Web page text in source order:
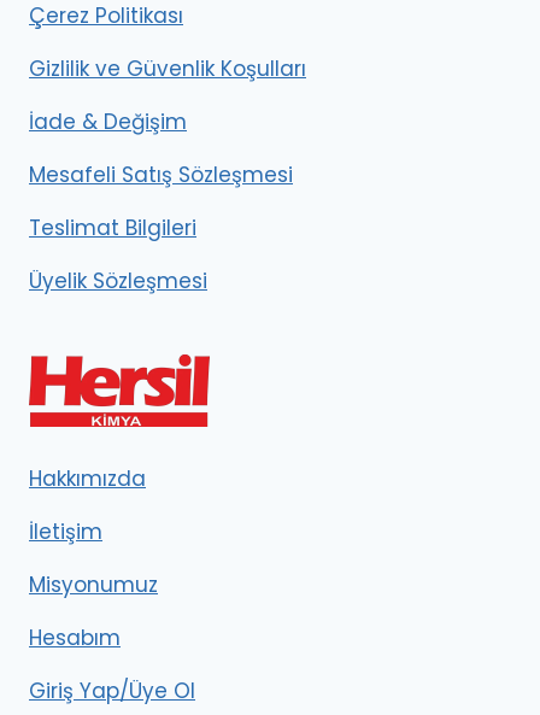
Çerez Politikası
Gizlilik ve Güvenlik Koşulları
İade & Değişim
Mesafeli Satış Sözleşmesi
Teslimat Bilgileri
Üyelik Sözleşmesi
Hakkımızda
İletişim
Misyonumuz
Hesabım
Giriş Yap/Üye Ol